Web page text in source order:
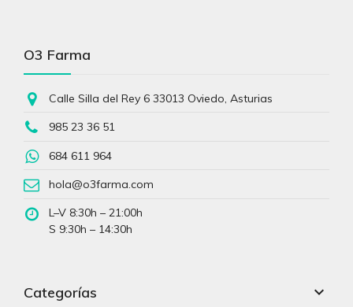
O3 Farma
Calle Silla del Rey 6 33013 Oviedo, Asturias
985 23 36 51
684 611 964
hola@o3farma.com
L–V 8:30h – 21:00h
S 9:30h – 14:30h
Categorías 